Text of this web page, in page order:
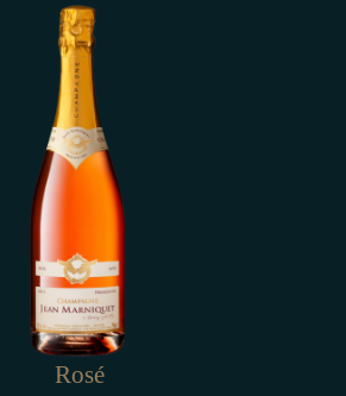
Rosé